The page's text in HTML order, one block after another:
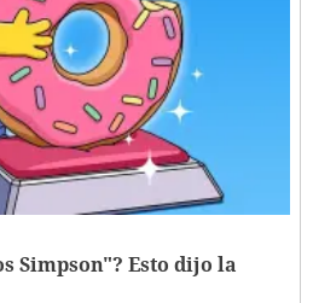
Simpson"? Esto dijo la